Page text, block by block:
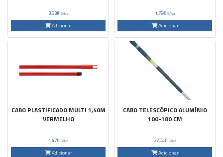
3,33€ S/Iva
Adicionar
1,79€ S/Iva
Adicionar
CABO PLASTIFICADO MULTI 1,40M
VERMELHO
1,47€ S/Iva
Adicionar
CABO TELESCÓPICO ALUMÍNIO
100-180 CM
27,04€ S/Iva
Adicionar